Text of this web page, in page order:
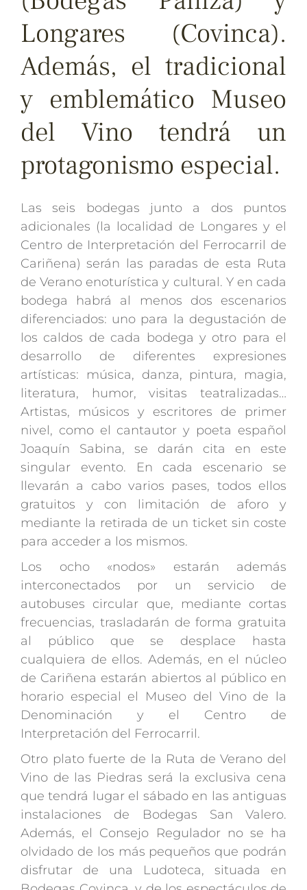
Longares (Covinca).
Además, el tradicional
y emblemático Museo
del Vino tendrá un
protagonismo especial.
Las seis bodegas junto a dos puntos
adicionales (la localidad de Longares y el
Centro de Interpretación del Ferrocarril de
Cariñena) serán las paradas de esta Ruta
de Verano enoturística y cultural. Y en cada
bodega habrá al menos dos escenarios
diferenciados: uno para la degustación de
los caldos de cada bodega y otro para el
desarrollo de diferentes expresiones
artísticas: música, danza, pintura, magia,
literatura, humor, visitas teatralizadas…
Artistas, músicos y escritores de primer
nivel, como el cantautor y poeta español
Joaquín Sabina, se darán cita en este
singular evento. En cada escenario se
llevarán a cabo varios pases, todos ellos
gratuitos y con limitación de aforo y
mediante la retirada de un ticket sin coste
para acceder a los mismos.
Los ocho «nodos» estarán además
interconectados por un servicio de
autobuses circular que, mediante cortas
frecuencias, trasladarán de forma gratuita
al público que se desplace hasta
cualquiera de ellos. Además, en el núcleo
de Cariñena estarán abiertos al público en
horario especial el Museo del Vino de la
Denominación y el Centro de
Interpretación del Ferrocarril.
Otro plato fuerte de la Ruta de Verano del
Vino de las Piedras será la exclusiva cena
que tendrá lugar el sábado en las antiguas
instalaciones de Bodegas San Valero.
Además, el Consejo Regulador no se ha
olvidado de los más pequeños que podrán
disfrutar de una Ludoteca, situada en